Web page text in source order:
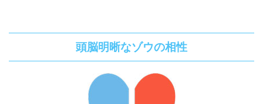
頭脳明晰なゾウの相性